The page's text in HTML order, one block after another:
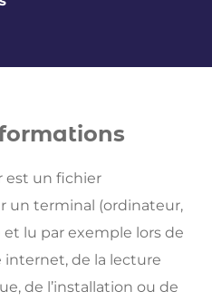
est un fichier
un terminal (ordinateur,
lu par exemple lors de
internet, de la lecture
de l’installation ou de